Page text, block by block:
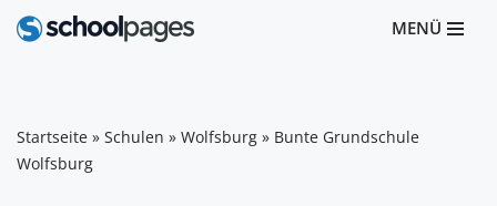
MENÜ
Startseite » Schulen » Wolfsburg » Bunte Grundschule
Wolfsburg